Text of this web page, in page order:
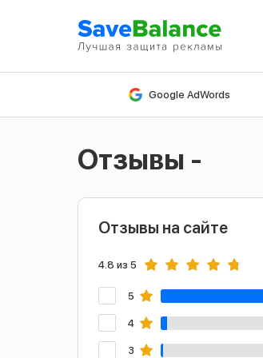
Google AdWords
Отзывы -
Отзывы на сайте
4.8 из 5
5
4
3